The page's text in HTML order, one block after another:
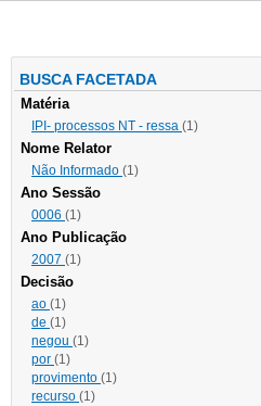
BUSCA FACETADA
Matéria
IPI- processos NT - ressa (1)
Nome Relator
Não Informado (1)
Ano Sessão
0006 (1)
Ano Publicação
2007 (1)
Decisão
ao (1)
de (1)
negou (1)
por (1)
provimento (1)
recurso (1)